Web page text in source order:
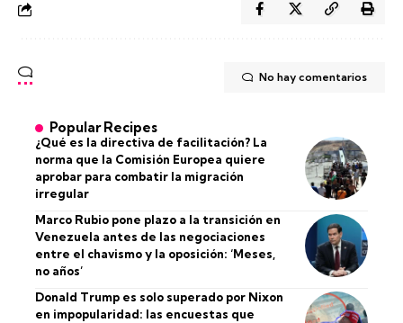
No hay comentarios
Popular Recipes
¿Qué es la directiva de facilitación? La
norma que la Comisión Europea quiere
aprobar para combatir la migración
irregular
Marco Rubio pone plazo a la transición en
Venezuela antes de las negociaciones
entre el chavismo y la oposición: ‘Meses,
no años’
Donald Trump es solo superado por Nixon
en impopularidad: las encuestas que